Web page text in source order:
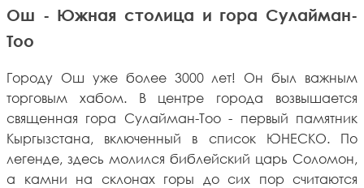
Ош - Южная столица и гора Сулайман-
Тоо
Городу Ош уже более 3000 лет! Он был важным
торговым хабом. В центре города возвышается
священная гора Сулайман-Тоо - первый памятник
Кыргызстана, включенный в список ЮНЕСКО. По
легенде, здесь молился библейский царь Соломон,
а камни на склонах горы до сих пор считаются